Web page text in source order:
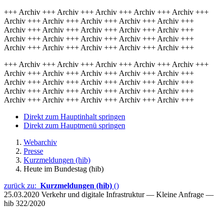
+++ Archiv +++ Archiv +++ Archiv +++ Archiv +++ Archiv +++
Archiv +++ Archiv +++ Archiv +++ Archiv +++ Archiv +++
Archiv +++ Archiv +++ Archiv +++ Archiv +++ Archiv +++
Archiv +++ Archiv +++ Archiv +++ Archiv +++ Archiv +++
Archiv +++ Archiv +++ Archiv +++ Archiv +++ Archiv +++
+++ Archiv +++ Archiv +++ Archiv +++ Archiv +++ Archiv +++
Archiv +++ Archiv +++ Archiv +++ Archiv +++ Archiv +++
Archiv +++ Archiv +++ Archiv +++ Archiv +++ Archiv +++
Archiv +++ Archiv +++ Archiv +++ Archiv +++ Archiv +++
Archiv +++ Archiv +++ Archiv +++ Archiv +++ Archiv +++
Direkt zum Hauptinhalt springen
Direkt zum Hauptmenü springen
Webarchiv
Presse
Kurzmeldungen (hib)
Heute im Bundestag (hib)
zurück zu: Kurzmeldungen (hib) ()
25.03.2020 Verkehr und digitale Infrastruktur — Kleine Anfrage —
hib 322/2020